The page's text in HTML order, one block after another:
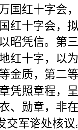
国红十字会
红十字会，
昭凭信。第
红十字，以
金质，第二
凭照章程，
、勋章，非
交军谘处核议